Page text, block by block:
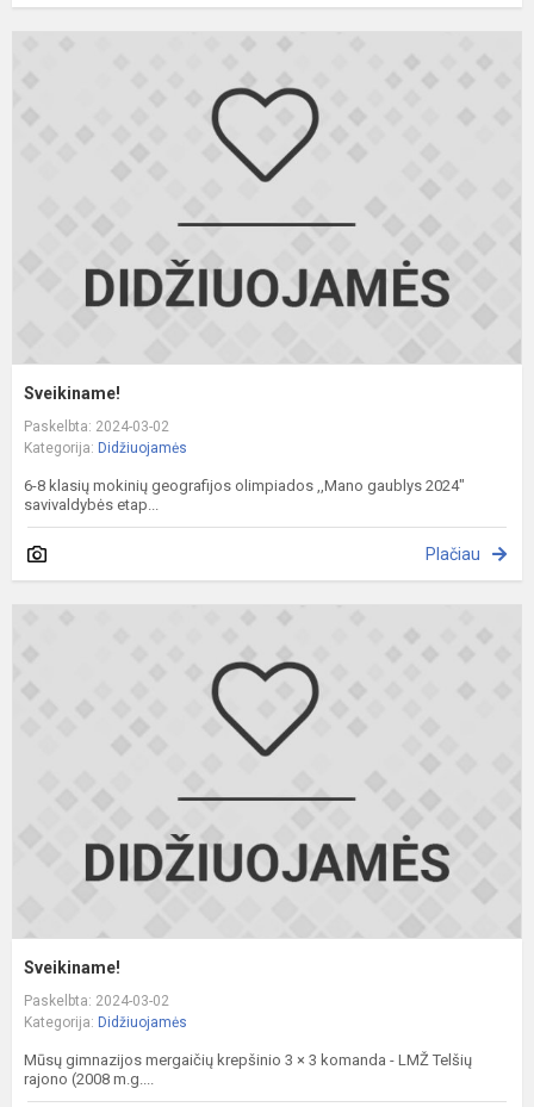
Sveikiname!
Paskelbta: 2024-03-02
Kategorija: Didžiuojamės
6-8 klasių mokinių geografijos olimpiados ,,Mano gaublys 2024"
savivaldybės etap...
Plačiau
Sveikiname!
Paskelbta: 2024-03-02
Kategorija: Didžiuojamės
Mūsų gimnazijos mergaičių krepšinio 3 × 3 komanda - LMŽ Telšių
rajono (2008 m.g....